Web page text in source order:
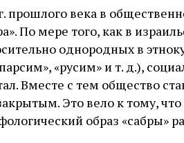
прошлого века в
По мере того, как в
однородных в
«русим» и т. д.),
Вместе с тем общество
Это вело к тому,
образ «сабры»